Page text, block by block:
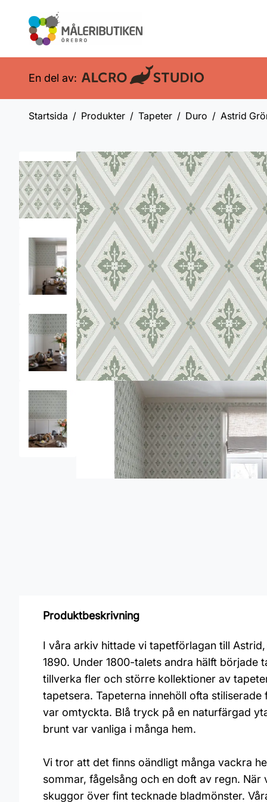
En del av:
Startsida Produkter Tapeter Duro Astrid
Produktbeskrivning
I våra arkiv hittade vi tapetförlagan till
1890. Under 1800-talets andra hälft
tillverka fler och större kollektioner av
tapetsera. Tapeterna innehöll ofta
var omtyckta. Blå tryck på en naturfärgad
brunt var vanliga i många hem.
Vi tror att det finns oändligt många vackra
sommar, fågelsång och en doft av regn.
skuggor över fint tecknade bladmönster.